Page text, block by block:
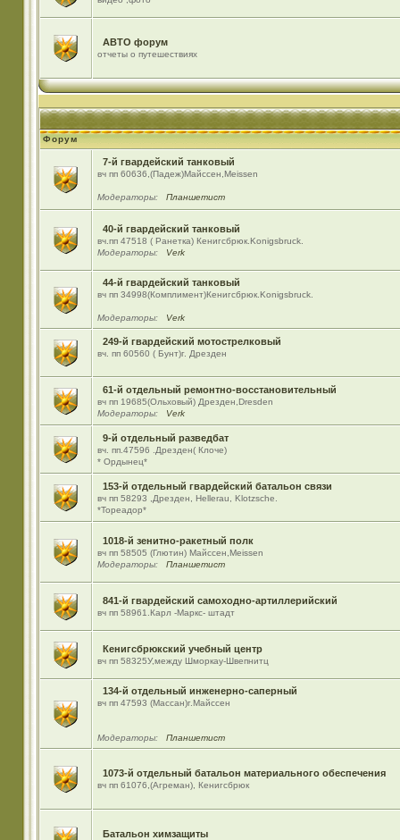
АВТО форум
отчеты о путешествиях
Форум
7-й гвардейский танковый
вч пп 60636,(Падеж)Майсcен,Meissen
Модераторы: Планшетист
40-й гвардейский танковый
вч.пп 47518 ( Ранетка) Кенигсбрюк.Konigsbruck.
Модераторы:
Verk
44-й гвардейский танковый
вч пп 34998(Комплимент)Кенигсбрюк.Konigsbruck.
Модераторы: Verk
249-й гвардейский мотострелковый
вч. пп 60560 ( Бунт)г. Дрезден
61-й отдельный ремонтно-восстановительный
вч пп 19685(Ольховый) Дрезден,Dresden
Модераторы:
Verk
9-й отдельный разведбат
вч. пп.47596 .Дрезден( Клоче)
* Ордынец*
153-й отдельный гвардейский батальон связи
вч пп 58293 ,Дрезден, Hellerau, Klotzsche.
*Тореадор*
1018-й зенитно-ракетный полк
вч пп 58505 (Глютин) Майсcен,Meissen
Модераторы:
Планшетист
841-й гвардейский самоходно-артиллерийский
вч пп 58961.Карл -Маркс- штадт
Кенигсбрюкский учебный центр
вч пп 58325У,между Шморкау-Швепнитц
134-й отдельный инженерно-саперный
вч пп 47593 (Массан)г.Майссен
Модераторы: Планшетист
1073-й отдельный батальон материального обеспечения
вч пп 61076,(Агреман), Кенигсбрюк
Батальон химзащиты